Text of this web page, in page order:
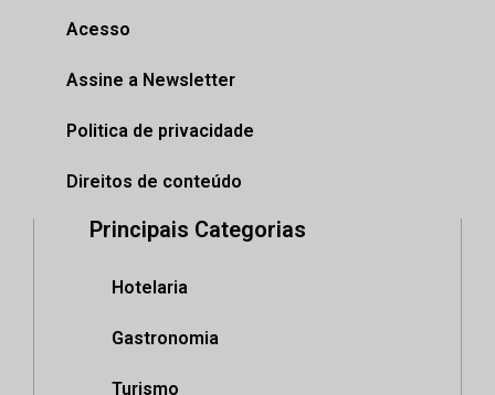
Acesso
Assine a Newsletter
Politica de privacidade
Direitos de conteúdo
Principais Categorias
Hotelaria
Gastronomia
Turismo